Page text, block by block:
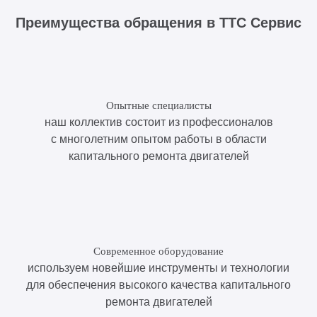
Преимущества обращения в ТТС Сервис
Опытные специалисты
наш коллектив состоит из профессионалов
с многолетним опытом работы в области
капитального ремонта двигателей
Современное оборудование
используем новейшие инструменты и технологии
для обеспечения высокого качества капитального
ремонта двигателей